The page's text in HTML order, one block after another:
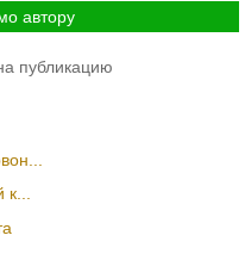
автору
публикацию